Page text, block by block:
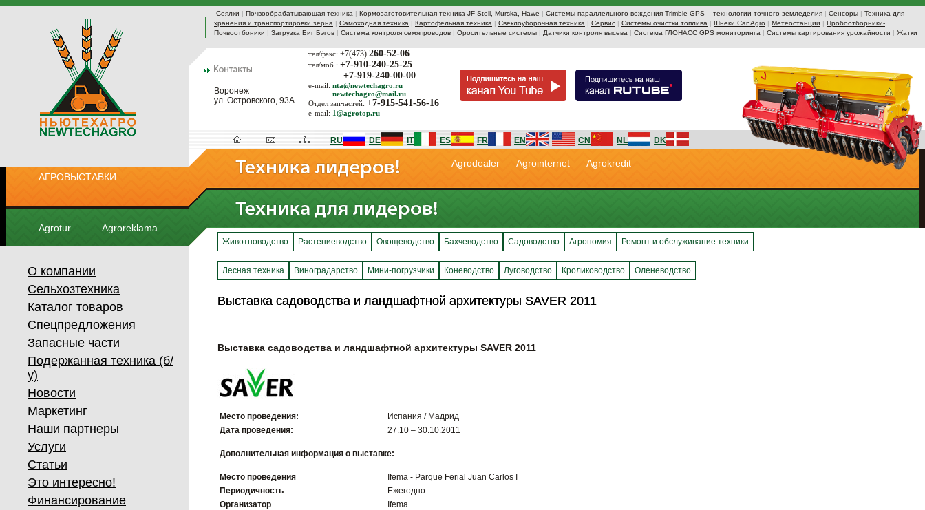
Сеялки | Почвообрабатывающая техника | Кормозаготовительная техника JF Stoll, Murska, Hawe | Системы параллельного вождения Trimble GPS – технологии точного земледелия | Сенсоры | Техника для
хранения и транспортировки зерна | Самоходная техника | Картофельная техника | Свеклоуборочная техника | Сервис | Системы очистки топлива | Шнеки CanAgro | Метеостанции | Пробоотборники-
Почвоотбоники | Загрузка Биг Бэгов | Система контроля семяпроводов | Оросительные системы | Датчики контроля высева | Система ГЛОНАСС GPS мониторинга | Системы картирования урожайности | Жатки
Воронеж
ул. Островского, 93А
тел/факс: +7(473) 260-52-06
тел/моб.: +7-910-240-25-25
+7-919-240-00-00
e-mail: nta@newtechagro.ru
newtechagro@mail.ru
Отдел запчастей: +7-915-541-56-16
e-mail: 1@agrotop.ru
АГРОВЫСТАВКИ
Agrotur Agroreklama
RU DE IT ES FR EN CN NL DK
Agrodealer Agrointernet Agrokredit
О компании
Сельхозтехника
Каталог товаров
Спецпредложения
Запасные части
Подержанная техника (б/
у)
Новости
Маркетинг
Наши партнеры
Услуги
Статьи
Это интересно!
Финансирование
Животноводство Растениеводство Овощеводство Бахчеводство Садоводство Агрономия Ремонт и обслуживание техники
Лесная техника Виноградарство Мини-погрузчики Коневодство Луговодство Кролиководство Оленеводство
Выставка садоводства и ландшафтной архитектуры SAVER 2011
Выставка садоводства и ландшафтной архитектуры SAVER 2011
Выставка садоводства и ландшафтной архитектуры SAVER 2011
Место проведения:
Испания / Мадрид
Дата проведения:
27.10 – 30.10.2011
Дополнительная информация о выставке:
Место проведения
Ifema - Parque Ferial Juan Carlos I
Периодичность
Ежегодно
Организатор
Ifema